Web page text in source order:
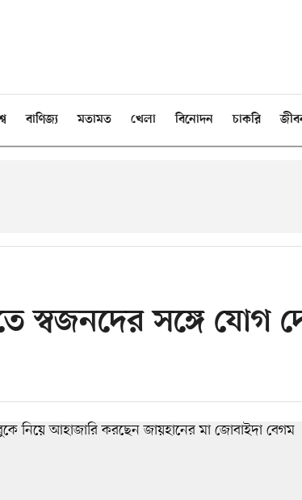
বাণিজ্য মতামত খেলা বিনোদন চাকরি
স্বজনদের সঙ্গে যোগ